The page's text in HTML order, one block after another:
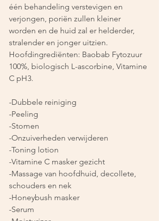
één behandeling verstevigen en
verjongen, poriën zullen kleiner
worden en de huid zal er helderder,
stralender en jonger uitzien.
Hoofdingrediënten: Baobab Fytozuur
100%, biologisch L-ascorbine, Vitamine
C pH3.
-Dubbele reiniging
-Peeling
-Stomen
-Onzuiverheden verwijderen
-Toning lotion
-Vitamine C masker gezicht
-Massage van hoofdhuid, decollete,
schouders en nek
-Honeybush masker
-Serum